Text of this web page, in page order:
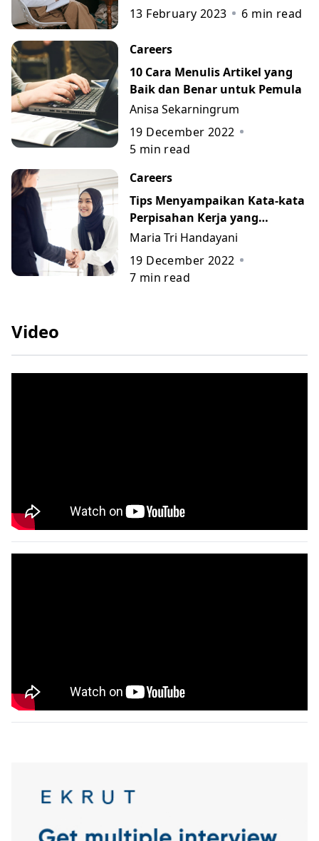
13 February 2023
6 min read
Careers
10 Cara Menulis Artikel yang
Baik dan Benar untuk Pemula
Anisa Sekarningrum
19 December 2022
5 min read
Careers
Tips Menyampaikan Kata-kata
Perpisahan Kerja yang
Berkesan beserta Contohnya
Maria Tri Handayani
19 December 2022
7 min read
Video